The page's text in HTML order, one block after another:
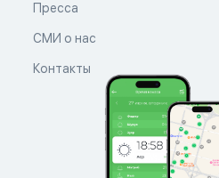
Пресса
СМИ о нас
Контакты